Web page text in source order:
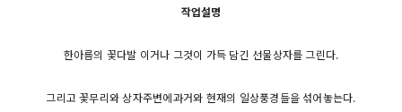
작업설명
한아름의 꽃다발 이거나 그것이 가득 담긴 선물상자를 그린다.
그리고 꽃무리와 상자주변에과거와 현재의 일상풍경들을 섞어놓는다.